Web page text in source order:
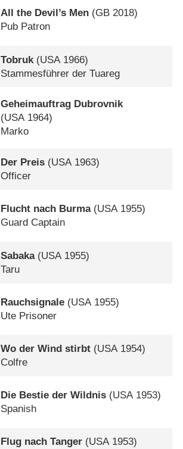
All the Devil’s Men (GB 2018)
Pub Patron
Tobruk (USA 1966)
Stammesführer der Tuareg
Geheimauftrag Dubrovnik
(USA1964)
Marko
Der Preis (USA1963)
Officer
Flucht nach Burma(USA1955)
Guard Captain
Sabaka(USA 1955)
Taru
Rauchsignale (USA1955)
Ute Prisoner
Wo der Wind stirbt (USA1954)
Colfre
Die Bestie der Wildnis (USA1953)
Spanish
Flug nach Tanger (USA1953)